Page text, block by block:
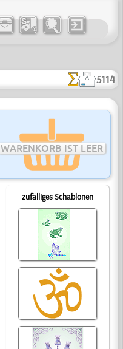
5114
WARENKORB IST LEER
zufälliges Schablonen